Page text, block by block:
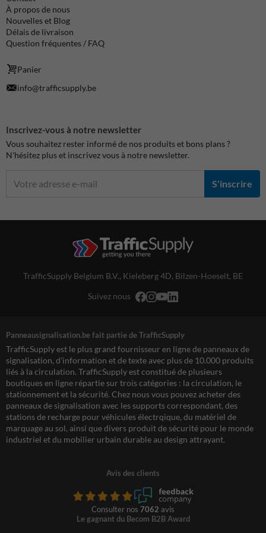
À propos de nous
Nouvelles et Blog
Délais de livraison
Question fréquentes / FAQ
Panier
info@trafficsupply.be
Inscrivez-vous à notre newsletter
Vous souhaitez rester informé de nos produits et bons plans ?
N'hésitez plus et inscrivez vous à notre newsletter.
S'inscrire
TrafficSupply Belgium B.V., Kieleberg 4D, Bilzen-Hoeselt, BE
Suivez nous
Panneausignalisation.be fait partie de TrafficSupply
TrafficSupply est le plus grand fournisseur en ligne de panneaux de
signalisation, d'information et de texte avec plus de 10.000 produits
liés à la circulation. TrafficSupply est constitué de plusieurs
boutiques en ligne répartie sur trois catégories : la circulation, le
stationnement et la sécurité. Chez nous vous pouvez acheter des
panneaux de signalisation avec les supports correspondant, des
stations de recharge pour véhicules électrqique, du matériel de
marquage au sol, ainsi que divers produit de sécurité pour le monde
industriel et du mobilier urbain durable au design attrayant.
Avis des clients
Consulter nos 7062 avis
Le gagnant du Becom B2B Award